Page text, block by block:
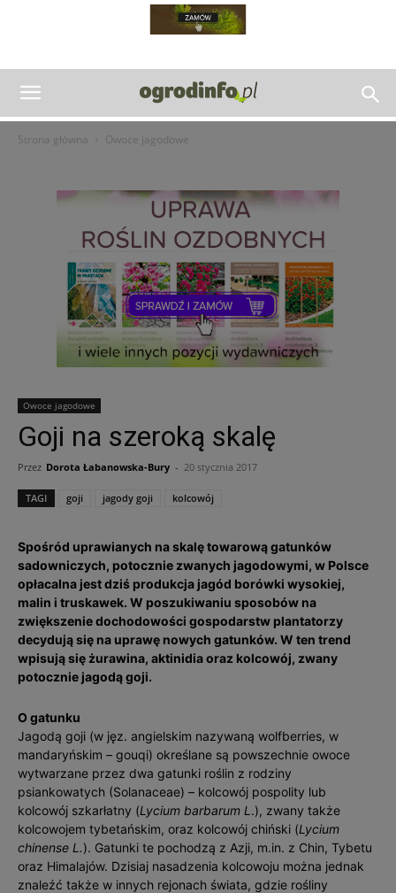
Strona główna Owoce jagodowe
Owoce jagodowe
Goji na szeroką skalę
Przez Dorota Łabanowska-Bury - 20 stycznia 2017
TAGI goji jagody goji kolcowój
Spośród uprawianych na skalę towarową gatunków
sadowniczych, potocznie zwanych jagodowymi, w Polsce
opłacalna jest dziś produkcja jagód borówki wysokiej,
malin i truskawek. W poszukiwaniu sposobów na
zwiększenie dochodowości gospodarstw plantatorzy
decydują się na uprawę nowych gatunków. W ten trend
wpisują się żurawina, aktinidia oraz kolcowój, zwany
potocznie jagodą goji.
O gatunku
Jagodą goji (w jęz. angielskim nazywaną wolfberries, w
mandaryńskim – gouqi) określane są powszechnie owoce
wytwarzane przez dwa gatunki roślin z rodziny
psiankowatych (Solanaceae) – kolcowój pospolity lub
kolcowój szkarłatny (Lycium barbarum L .), zwany także
kolcowojem tybetańskim, oraz kolcowój chiński (Lycium
chinense L.). Gatunki te pochodzą z Azji, m.in. z Chin, Tybetu
oraz Himalajów. Dzisiaj nasadzenia kolcowoju można jednak
znaleźć także w innych rejonach świata, gdzie rośliny